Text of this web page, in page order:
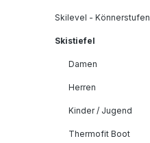
Skilevel - Könnerstufen
Skistiefel
Damen
Herren
Kinder / Jugend
Thermofit Boot